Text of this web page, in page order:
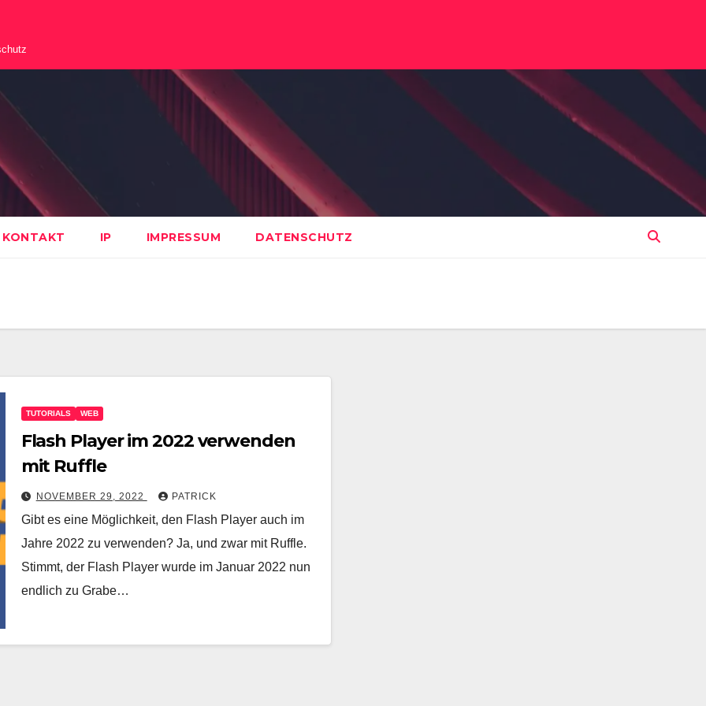
KONTAKT IP IMPRESSUM DATENSCHUTZ
TUTORIALS WEB
Flash Player im 2022 verwenden
mit Ruffle
NOVEMBER 29, 2022 PATRICK
Gibt es eine Möglichkeit, den Flash Player auch im
Jahre 2022 zu verwenden? Ja, und zwar mit Ruffle.
Stimmt, der Flash Player wurde im Januar 2022 nun
endlich zu Grabe…